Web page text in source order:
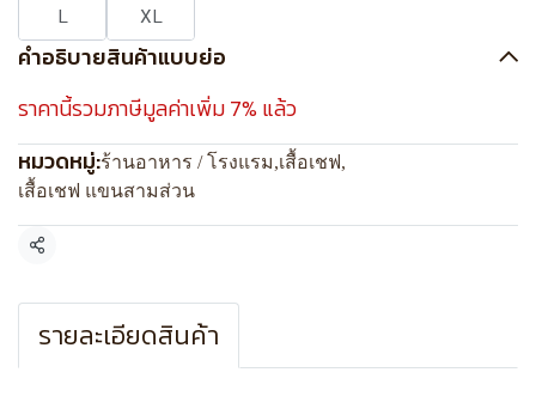
L
XL
คำอธิบายสินค้าแบบย่อ
ราคานี้รวมภาษีมูลค่าเพิ่ม 7% แล้ว
หมวดหมู่:ร้านอาหาร / โรงแรม,เสื้อเชฟ,
เสื้อเชฟ แขนสามส่วน
แชร์
รายละเอียดสินค้า